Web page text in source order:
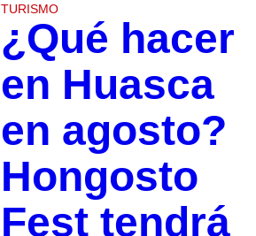
TURISMO
¿Qué hacer
en Huasca
en agosto?
Hongosto
Fest tendrá